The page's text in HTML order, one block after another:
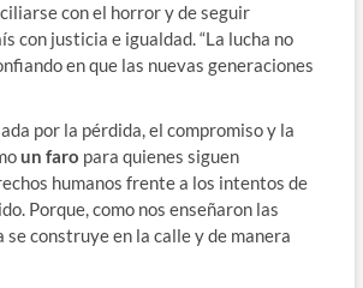
con el horror y de seguir
con justicia e igualdad. “La lucha no
en que las nuevas generaciones
por la pérdida, el compromiso y la
un faro para quienes siguen
humanos frente a los intentos de
Porque, como nos enseñaron las
se construye en la calle y de manera